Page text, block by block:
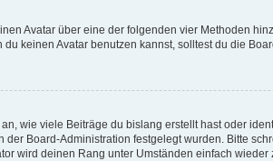
Avatar über eine der folgenden vier Methoden
keinen Avatar benutzen kannst, solltest du die
wie viele Beiträge du bislang erstellt hast oder
der Board-Administration festgelegt wurden. Bitte
wird deinen Rang unter Umständen einfach wieder